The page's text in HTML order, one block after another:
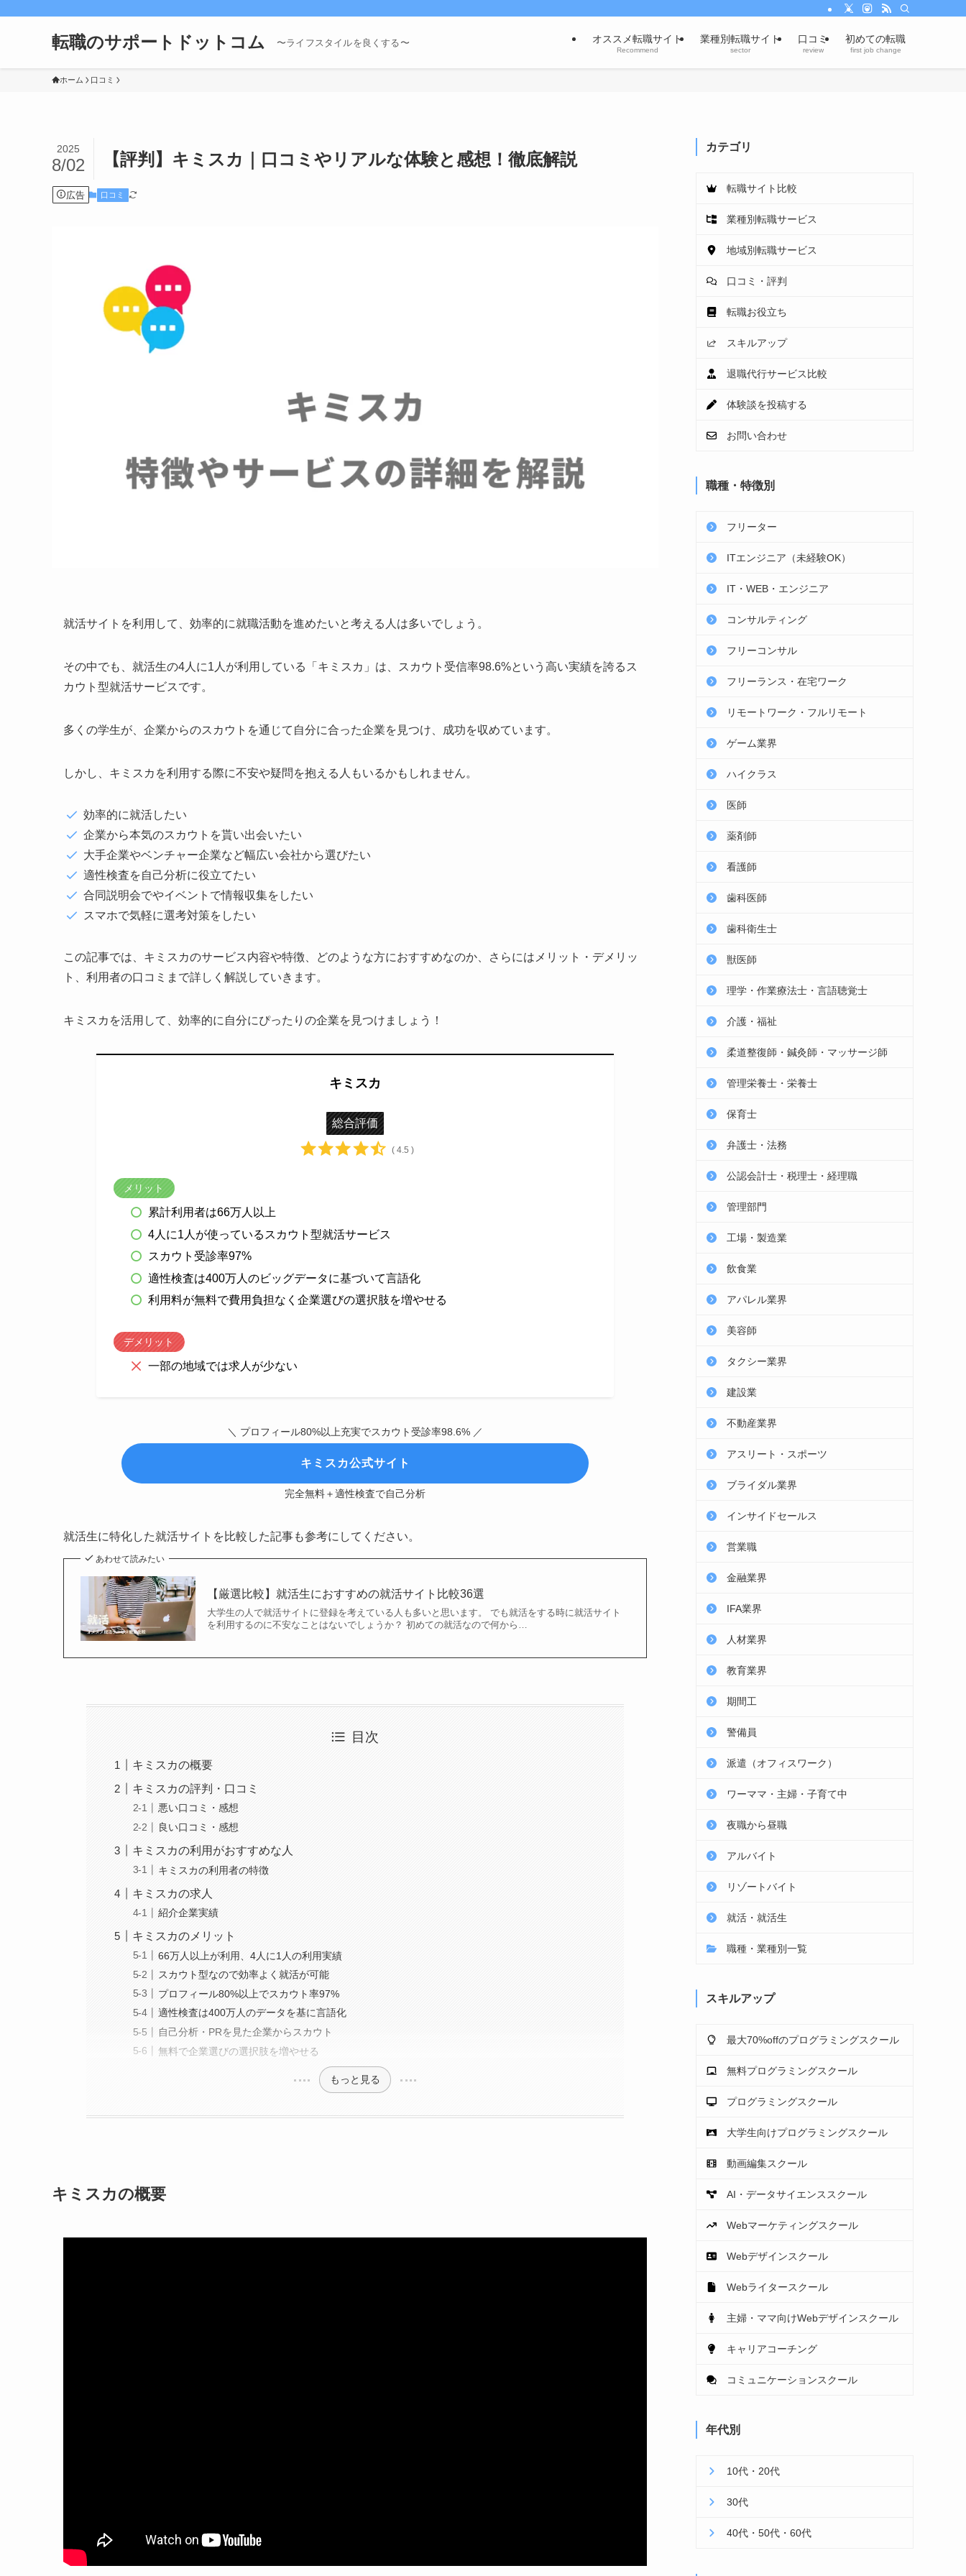
転職のサポートドットコム 〜ライフスタイルを良くする〜 オススメ転職サイト
Recommend
業種別転職サイト
sector
口コミ
review
初めての転職
first job change
ホーム 口コミ
【評判】キミスカ｜口コミやリアルな体験と感想！徹底解説
2025
8/02
広告 口コミ
就活サイトを利用して、効率的に就職活動を進めたいと考える人は多いでしょう。
その中でも、就活生の4人に1人が利用している「キミスカ」は、スカウト受信率98.6%という高い実績を誇るス
カウト型就活サービスです。
多くの学生が、企業からのスカウトを通じて自分に合った企業を見つけ、成功を収めています。
しかし、キミスカを利用する際に不安や疑問を抱える人もいるかもしれません。
効率的に就活したい
企業から本気のスカウトを貰い出会いたい
大手企業やベンチャー企業など幅広い会社から選びたい
適性検査を自己分析に役立てたい
合同説明会でやイベントで情報収集をしたい
スマホで気軽に選考対策をしたい
この記事では、キミスカのサービス内容や特徴、どのような方におすすめなのか、さらにはメリット・デメリッ
ト、利用者の口コミまで詳しく解説していきます。
キミスカを活用して、効率的に自分にぴったりの企業を見つけましょう！
キミスカ
総合評価
( 4.5 )
メリット
累計利用者は66万人以上
4人に1人が使っているスカウト型就活サービス
スカウト受診率97%
適性検査は400万人のビッグデータに基づいて言語化
利用料が無料で費用負担なく企業選びの選択肢を増やせる
デメリット
一部の地域では求人が少ない
＼ プロフィール80%以上充実でスカウト受診率98.6% ／
キミスカ公式サイト
完全無料＋適性検査で自己分析
就活生に特化した就活サイトを比較した記事も参考にしてください。
あわせて読みたい
【厳選比較】就活生におすすめの就活サイト比較36選
大学生の人で就活サイトに登録を考えている人も多いと思います。 でも就活をする時に就活サイト
を利用するのに不安なことはないでしょうか？ 初めての就活なので何から…
目次
キミスカの概要
キミスカの評判・口コミ
悪い口コミ・感想
良い口コミ・感想
キミスカの利用がおすすめな人
キミスカの利用者の特徴
キミスカの求人
紹介企業実績
キミスカのメリット
66万人以上が利用、4人に1人の利用実績
スカウト型なので効率よく就活が可能
プロフィール80%以上でスカウト率97%
適性検査は400万人のデータを基に言語化
自己分析・PRを見た企業からスカウト
無料で企業選びの選択肢を増やせる
もっと見る
キミスカの概要
カテゴリ
転職サイト比較
業種別転職サービス
地域別転職サービス
口コミ・評判
転職お役立ち
スキルアップ
退職代行サービス比較
体験談を投稿する
お問い合わせ
職種・特徴別
フリーター
ITエンジニア（未経験OK）
IT・WEB・エンジニア
コンサルティング
フリーコンサル
フリーランス・在宅ワーク
リモートワーク・フルリモート
ゲーム業界
ハイクラス
医師
薬剤師
看護師
歯科医師
歯科衛生士
獣医師
理学・作業療法士・言語聴覚士
介護・福祉
柔道整復師・鍼灸師・マッサージ師
管理栄養士・栄養士
保育士
弁護士・法務
公認会計士・税理士・経理職
管理部門
工場・製造業
飲食業
アパレル業界
美容師
タクシー業界
建設業
不動産業界
アスリート・スポーツ
ブライダル業界
インサイドセールス
営業職
金融業界
IFA業界
人材業界
教育業界
期間工
警備員
派遣（オフィスワーク）
ワーママ・主婦・子育て中
夜職から昼職
アルバイト
リゾートバイト
就活・就活生
職種・業種別一覧
スキルアップ
最大70%offのプログラミングスクール
無料プログラミングスクール
プログラミングスクール
大学生向けプログラミングスクール
動画編集スクール
AI・データサイエンススクール
Webマーケティングスクール
Webデザインスクール
Webライタースクール
主婦・ママ向けWebデザインスクール
キャリアコーチング
コミュニケーションスクール
年代別
10代・20代
30代
40代・50代・60代